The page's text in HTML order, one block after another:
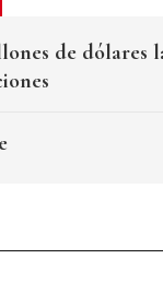
de